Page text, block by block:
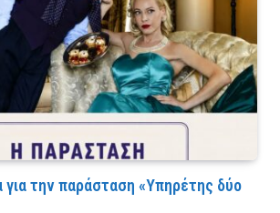
για την παράσταση «Υπηρέτης δύο